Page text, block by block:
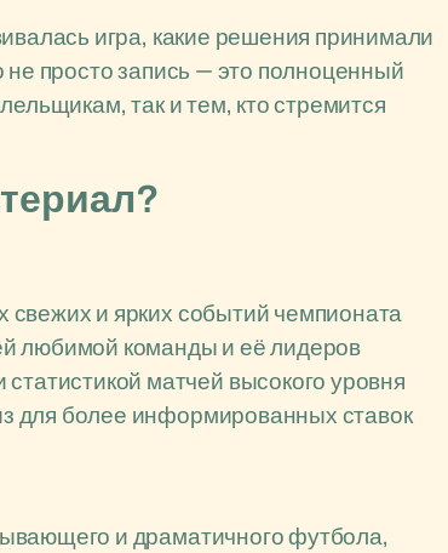
игра, какие решения принимали
просто запись — это полноценный
так и тем, кто стремится
свежих и ярких событий чемпионата
любимой команды и её лидеров
матчей высокого уровня
для более информированных ставок
и драматичного футбола,